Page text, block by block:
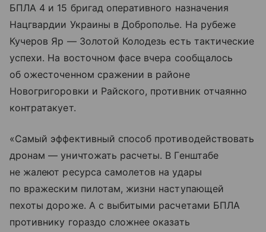
БПЛА 4 и 15 бригад оперативного назначения
Нацгвардии Украины в Доброполье. На рубеже
Кучеров Яр — Золотой Колодезь есть тактические
успехи. На восточном фасе вчера сообщалось
об ожесточенном сражении в районе
Новогригоровки и Райского, противник отчаянно
контратакует.
«Самый эффективный способ противодействовать
дронам — уничтожать расчеты. В Генштабе
не жалеют ресурса самолетов на удары
по вражеским пилотам, жизни наступающей
пехоты дороже. А с выбитыми расчетами БПЛА
противнику гораздо сложнее оказать